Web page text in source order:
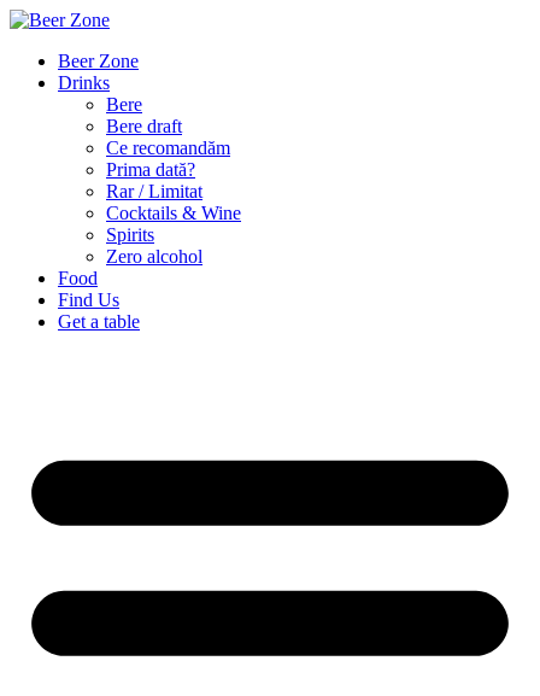
Beer Zone
Drinks
Bere
Bere draft
Ce recomandăm
Prima dată?
Rar / Limitat
Cocktails & Wine
Spirits
Zero alcohol
Food
Find Us
Get a table